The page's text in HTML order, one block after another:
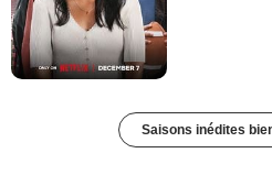
Saisons inédites